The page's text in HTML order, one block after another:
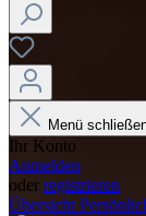
Menü
Ihr Konto
Anmelden
oder registrieren
Übersicht